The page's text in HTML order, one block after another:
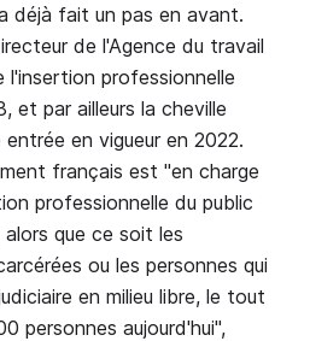
déjà fait un pas en avant.
de l'Agence du travail
professionnelle
et par ailleurs la cheville
en vigueur en 2022.
français est "en charge
professionnelle du public
que ce soit les
ou les personnes qui
en milieu libre, le tout
personnes aujourd'hui",